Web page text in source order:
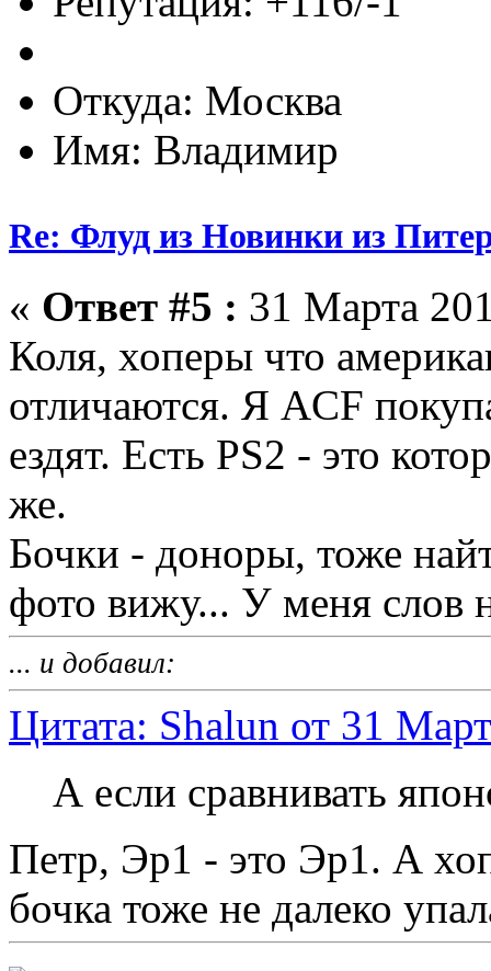
Откуда: Москва
Имя: Владимир
Re: Флуд из Новинки из
« Ответ #5 : 31 Марта
Коля, хоперы что
отличаются. Я ACF
ездят. Есть PS2 - это
же.
Бочки - доноры, тоже
фото вижу... У меня слов
... и добавил:
Цитата: Shalun от 31
А если сравнивать
Петр, Эр1 - это Эр1. А
бочка тоже не далеко